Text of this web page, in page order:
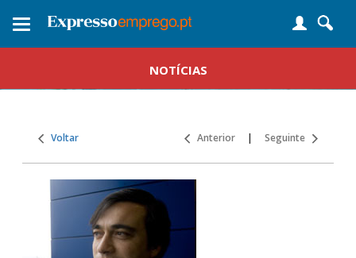
Toggle
NOTÍCIAS
Voltar Anterior | Seguinte